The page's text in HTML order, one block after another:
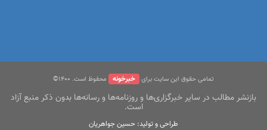
تمامی حقوق این سایت برای خبرخونه محفوظ است. ۱400©
بازنشر مطالب در سایر خبرگزاری‌ها و روزنامه‌ها و رسانه‌ها بدون ذکر منبع آزاد
است.
طراحی و تولید: حسین جواهریان